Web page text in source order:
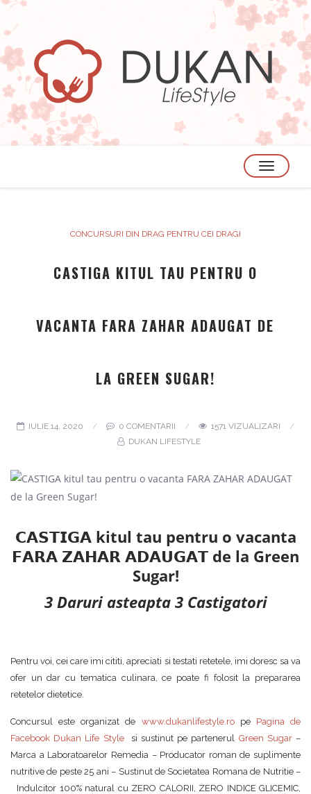
TOGGLE
CONCURSURI DIN DRAG PENTRU CEI DRAGI
CASTIGA KITUL TAU PENTRU O
VACANTA FARA ZAHAR ADAUGAT DE
LA GREEN SUGAR!
IULIE 14, 2020 0 COMENTARII
1571 VIZUALIZARI
DUKAN LIFESTYLE
𝗖𝗔𝗦𝗧𝗜𝗚𝗔 kitul tau pentru o vacanta
𝗙𝗔𝗥𝗔 𝗭𝗔𝗛𝗔𝗥 𝗔𝗗𝗔𝗨𝗚𝗔𝗧 de la Green
Sugar!
3 Daruri asteapta 3 Castigatori
Pentru voi, cei care imi cititi, apreciati si testati retetele, imi doresc sa va
ofer un dar cu tematica culinara, ce poate fi folosit la prepararea
retetelor dietetice.
Concursul este organizat de www.dukanlifestyle.rope Pagina de
Facebook Dukan Life Stylesi sustinut pe partenerul Green Sugar–
Marca a Laboratoarelor Remedia – Producator roman de suplimente
nutritive de peste 25 ani – Sustinut de Societatea Romana de Nutritie –
Indulcitor 100% natural cu ZERO CALORII, ZERO INDICE GLICEMIC,